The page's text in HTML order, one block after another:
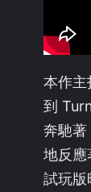
本作主
到
奔馳著
地反應
試玩版